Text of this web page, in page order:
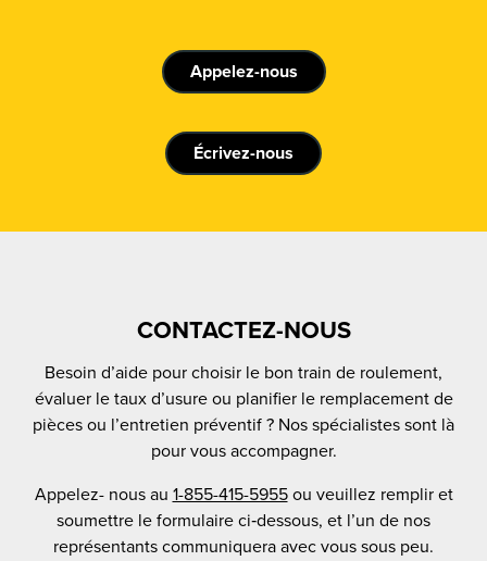
Appelez-nous
Écrivez-nous
CONTACTEZ-NOUS
Besoin d’aide pour choisir le bon train de roulement,
évaluer le taux d’usure ou planifier le remplacement de
pièces ou l’entretien préventif ? Nos spécialistes sont là
pour vous accompagner.
Appelez- nous au 1-855-415-5955ou veuillez remplir et
soumettre le formulaire ci‑dessous, et l’un de nos
représentants communiquera avec vous sous peu.